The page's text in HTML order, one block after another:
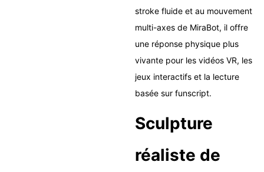
stroke fluide et au mouvement
multi-axes de MiraBot, il offre
une réponse physique plus
vivante pour les vidéos VR, les
jeux interactifs et la lecture
basée sur funscript.
Sculpture
réaliste de